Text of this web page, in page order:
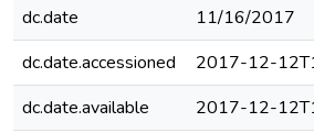
dc.date
11/16/2017
dc.date.accessioned
2017-12-
dc.date.available
2017-12-